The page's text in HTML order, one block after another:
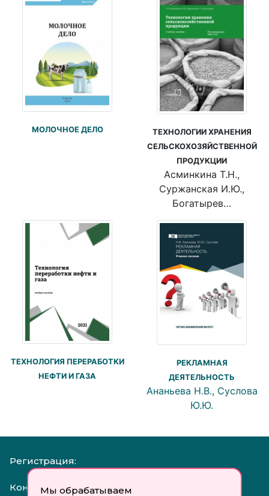
Мы обрабатываем
МОЛОЧНОЕ ДЕЛО
ТЕХНОЛОГИИ ХРАНЕНИЯ
СЕЛЬСКОХОЗЯЙСТВЕННОЙ
ПРОДУКЦИИ
Асминкина Т.Н.,
Суржанская И.Ю.,
Богатырев…
ТЕХНОЛОГИЯ ПЕРЕРАБОТКИ
НЕФТИ И ГАЗА
РЕКЛАМНАЯ
ДЕЯТЕЛЬНОСТЬ
Ананьева Н.В., Суслова
Ю.Ю.
Регистрация:
Контакты: